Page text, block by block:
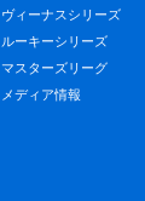
ヴィーナスシリーズ
ルーキーシリーズ
マスターズリーグ
メディア情報